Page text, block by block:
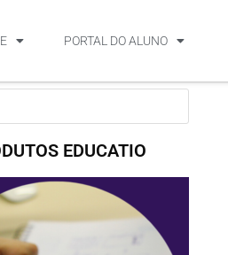
PORTAL DO ALUNO
EDUCATIO